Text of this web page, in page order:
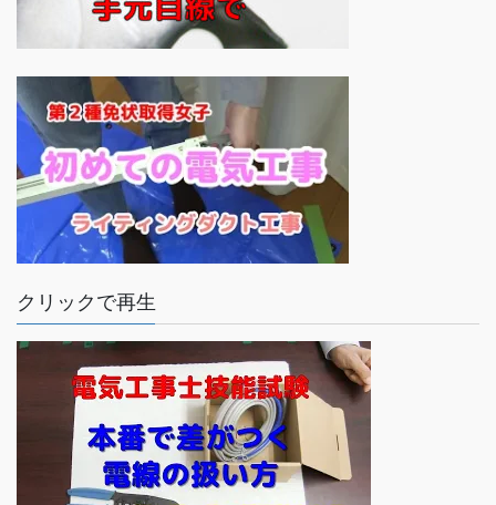
クリックで再生